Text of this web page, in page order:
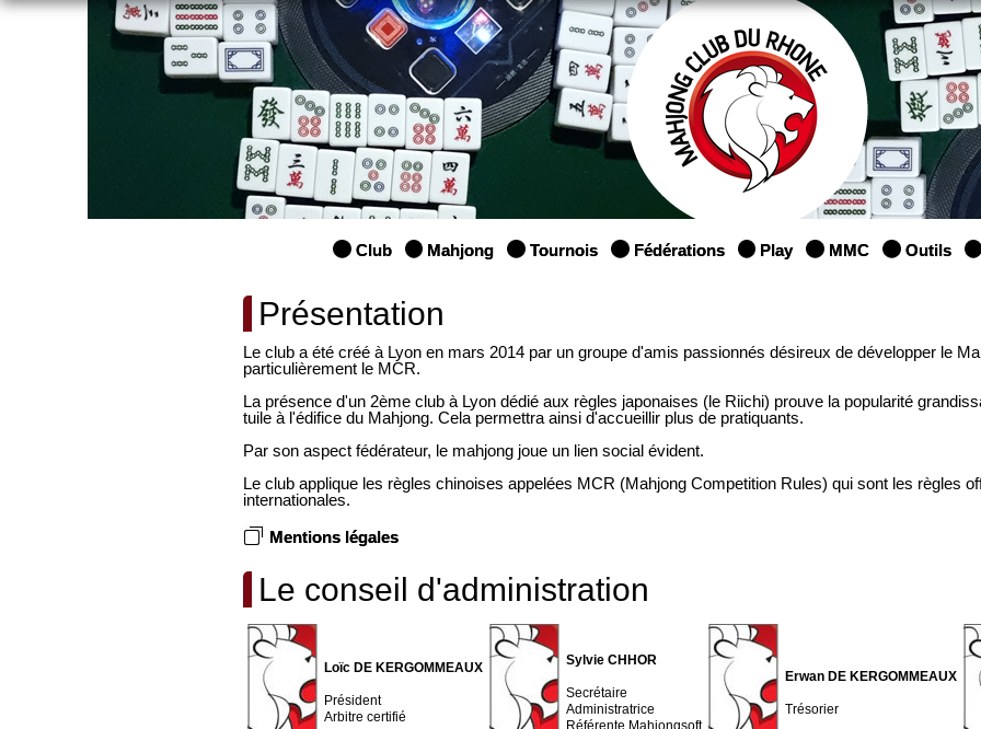
Club Mahjong Tournois Fédérations Play MMC Outils
Présentation
Le club a été créé à Lyon en mars 2014 par un groupe d'amis passionnés désireux de développer le
particulièrement le MCR.
La présence d'un 2ème club à Lyon dédié aux règles japonaises (le Riichi) prouve la popularité
tuile à l'édifice du Mahjong. Cela permettra ainsi d'accueillir plus de pratiquants.
Par son aspect fédérateur, le mahjong joue un lien social évident.
Le club applique les règles chinoises appelées MCR (Mahjong Competition Rules) qui sont les règles
internationales.
Mentions légales
Le conseil d'administration
Loïc DE KERGOMMEAUX
Président
Arbitre certifié
Sylvie CHHOR
Secrétaire
Administratrice
Référente Mahjongsoft
Erwan DE KERGOMMEAUX
Trésorier